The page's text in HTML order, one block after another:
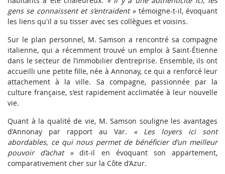
gens se connaissent et s’entraident »témoigne-t-il, évoquant
les liens qu'il a su tisser avec ses collègues et voisins.
Sur le plan personnel, M. Samson a rencontré sa compagne
italienne, qui a récemment trouvé un emploi à Saint-Étienne
dans le secteur de l’immobilier d’entreprise. Ensemble, ils ont
accueilli une petite fille, née à Annonay, ce qui a renforcé leur
attachement à la ville. Sa compagne, passionnée par la
culture française, s’est rapidement acclimatée à leur nouvelle
vie.
Quant à la qualité de vie, M. Samson souligne les avantages
d’Annonay par rapport au Var. « Les loyers ici sont
abordables, ce qui nous permet de bénéficier d’un meilleur
pouvoir d’achat »dit-il en évoquant son appartement,
comparativement cher sur la Côte d’Azur.